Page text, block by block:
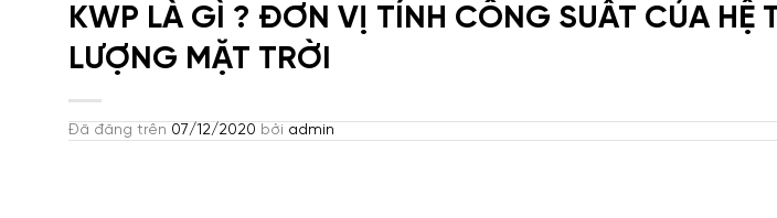
KWP LÀ GÌ ? ĐƠN VỊ TÍNH CÔNG SUẤT CỦA HỆ
LƯỢNG MẶT TRỜI
Đã đăng trên 07/12/2020 bởi admin